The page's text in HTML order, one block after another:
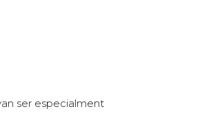
ser especialment